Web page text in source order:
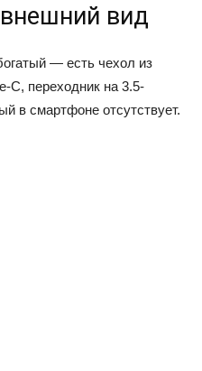
вид
— есть чехол из
C, переходник на 3.5-
в смартфоне отсутствует.